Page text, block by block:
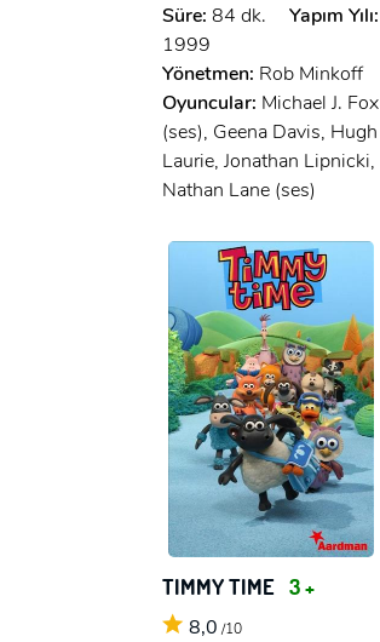
Süre: 84 dk.
Yapım Yılı:
1999
Yönetmen: Rob Minkoff
Oyuncular: Michael J. Fox
(ses), Geena Davis, Hugh
Laurie, Jonathan Lipnicki,
Nathan Lane (ses)
TIMMY TIME 3 +
8,0 /10